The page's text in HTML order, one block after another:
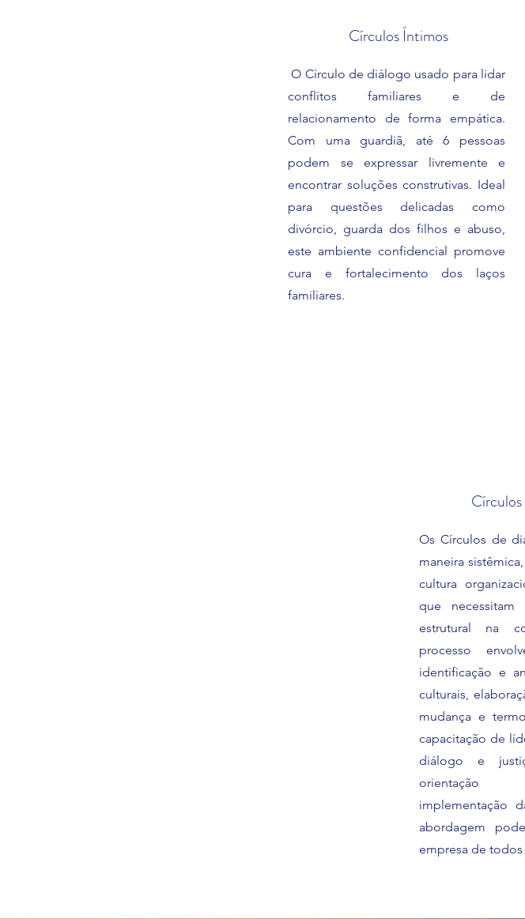
Círculos Íntimos
O Círculo de diálogo usado para lidar
conflitos familiares e de
relacionamento de forma empática.
Com uma guardiã, até 6 pessoas
podem se expressar livremente e
encontrar soluções construtivas. Ideal
para questões delicadas como
divórcio, guarda dos filhos e abuso,
este ambiente confidencial promove
cura e fortalecimento dos laços
familiares.
Os Círculos de
maneira
cultura
que
estrutural na
processo
identificação e
culturais,
mudança e
capacitação de
diálogo e
orientação
implementação
abordagem
empresa de